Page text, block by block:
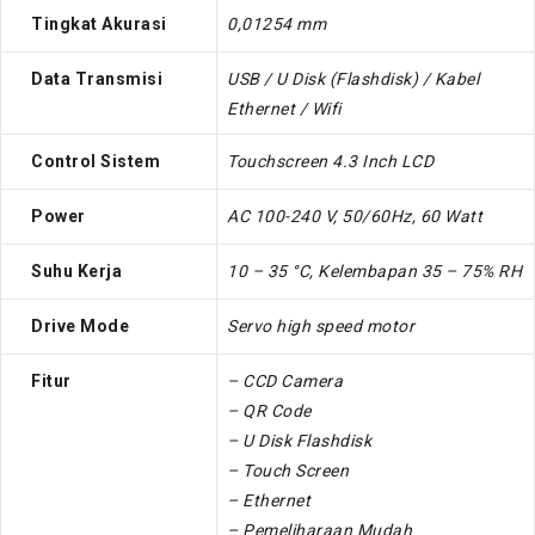
Tingkat Akurasi 0,01254 mm
Data Transmisi
USB / U Disk (Flashdisk) / Kabel
Ethernet / Wifi
Control Sistem Touchscreen 4.3 Inch LCD
Power AC 100-240 V, 50/60Hz, 60 Watt
Suhu Kerja 10 – 35 °C, Kelembapan 35 – 75% RH
Drive Mode Servo high speed motor
Fitur
– CCD Camera
– QR Code
– U Disk Flashdisk
– Touch Screen
– Ethernet
– Pemeliharaan Mudah